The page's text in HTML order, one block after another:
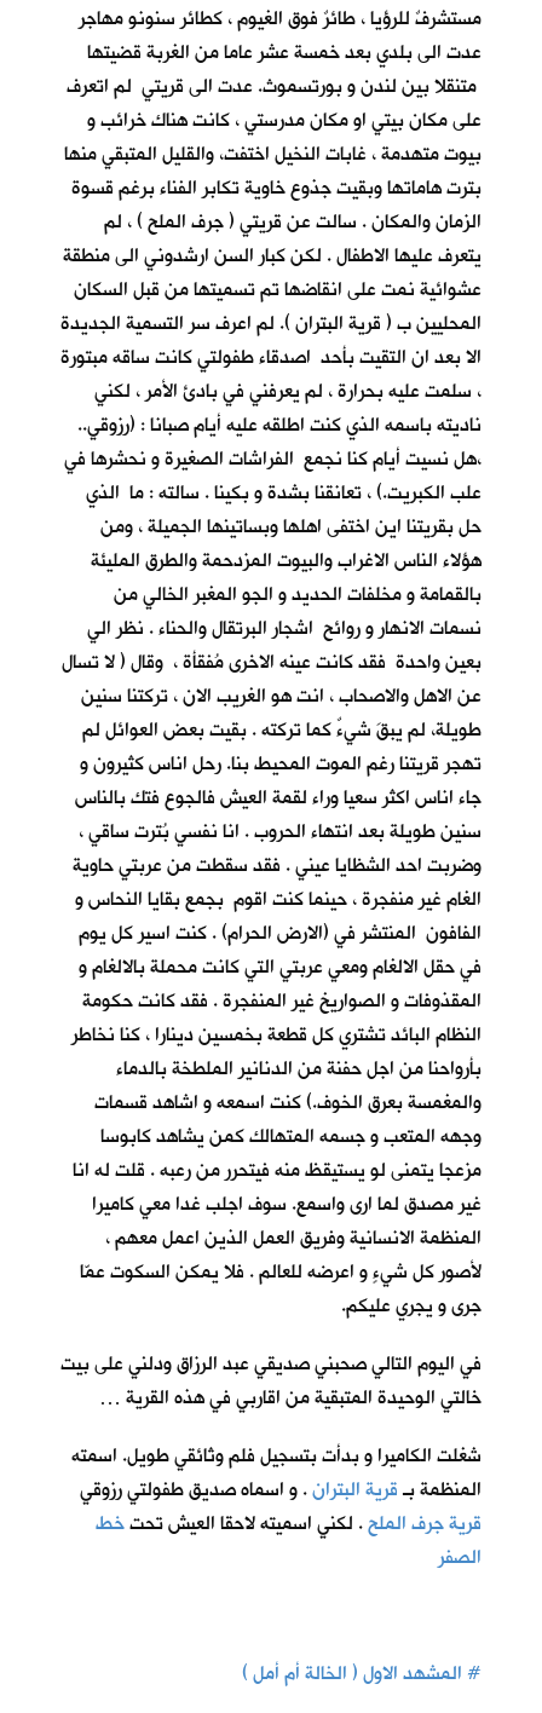
مستشرفٌ للرؤيا ، طائرٌ فوق الغيوم ، كطائر سنونو مهاجر
عدت الى بلدي بعد خمسة عشر عاما من الغربة قضيتها
متنقلا بين لندن و بورتسموث. عدت الى قريتي لم اتعرف
على مكان بيتي او مكان مدرستي ، كانت هناك خرائب و
بيوت متهدمة ، غابات النخيل اختفت، والقليل المتبقي منها
بترت هاماتها وبقيت جذوع خاوية تكابر الفناء برغم قسوة
الزمان والمكان . سالت عن قريتي ( جرف الملح ) ، لم
يتعرف عليها الاطفال . لكن كبار السن ارشدوني الى منطقة
عشوائية نمت على انقاضها تم تسميتها من قبل السكان
المحليين ب ( قرية البتران ). لم اعرف سر التسمية الجديدة
الا بعد ان التقيت بأحد اصدقاء طفولتي كانت ساقه مبتورة
، سلمت عليه بحرارة ، لم يعرفني في بادئ الأمر ، لكني
ناديته باسمه الذي كنت اطلقه عليه أيام صبانا : (رزوقي..
،هل نسيت أيام كنا نجمع الفراشات الصغيرة و نحشرها في
علب الكبريت.) ، تعانقنا بشدة و بكينا . سالته : ما الذي
حل بقريتنا اين اختفى اهلها وبساتينها الجميلة ، ومن
هؤلاء الناس الاغراب والبيوت المزدحمة والطرق المليئة
بالقمامة و مخلفات الحديد و الجو المغبر الخالي من
نسمات الانهار و روائح اشجار البرتقال والحناء . نظر الي
بعين واحدة فقد كانت عينه الاخرى مُفقأة ، وقال ( لا تسال
عن الاهل والاصحاب ، انت هو الغريب الان ، تركتنا سنين
طويلة، لم يبقَ شيءٌ كما تركته . بقيت بعض العوائل لم
تهجر قريتنا رغم الموت المحيط بنا. رحل اناس كثيرون و
جاء اناس اكثر سعيا وراء لقمة العيش فالجوع فتك بالناس
سنين طويلة بعد انتهاء الحروب . انا نفسي بُترت ساقي ،
وضربت احد الشظايا عيني . فقد سقطت من عربتي حاوية
الغام غير منفجرة ، حينما كنت اقوم بجمع بقايا النحاس و
الفافون المنتشر في (الارض الحرام) . كنت اسير كل يوم
في حقل الالغام ومعي عربتي التي كانت محملة بالالغام و
المقذوفات و الصواريخ غير المنفجرة . فقد كانت حكومة
النظام البائد تشتري كل قطعة بخمسين دينارا ، كنا نخاطر
بأرواحنا من اجل حفنة من الدنانير الملطخة بالدماء
والمغمسة بعرق الخوف.) كنت اسمعه و اشاهد قسمات
وجهه المتعب و جسمه المتهالك كمن يشاهد كابوسا
مزعجا يتمنى لو يستيقظ منه فيتحرر من رعبه . قلت له انا
غير مصدق لما ارى واسمع. سوف اجلب غدا معي كاميرا
المنظمة الانسانية وفريق العمل الذين اعمل معهم ،
لأصور كل شيءٍ و اعرضه للعالم . فلا يمكن السكوت عمّا
جرى و يجري عليكم.
في اليوم التالي صحبني صديقي عبد الرزاق ودلني على بيت
خالتي الوحيدة المتبقية من اقاربي في هذه القرية …
شغلت الكاميرا و بدأت بتسجيل فلم وثائقي طويل. اسمته
المنظمة بـقرية البتران. و اسماه صديق طفولتي رزوقي
قرية جرف الملح. لكني اسميته لاحقا العيش تحتخط
الصفر
#المشهد الاول ( الخالة أم أمل )